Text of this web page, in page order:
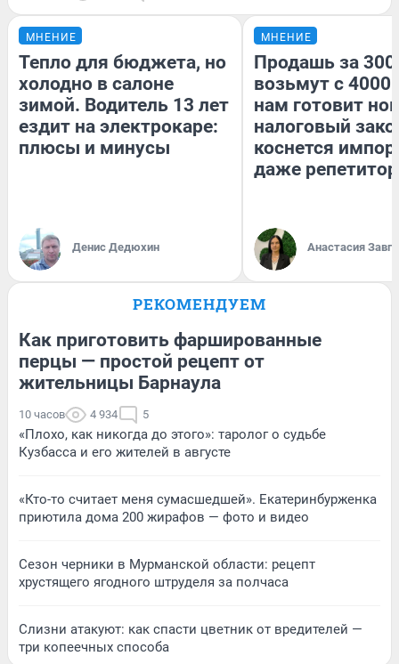
МНЕНИЕ
Тепло для бюджета, но
холодно в салоне
зимой. Водитель 13 лет
ездит на электрокаре:
плюсы и минусы
Денис Дедюхин
МНЕНИЕ
Продашь за
возьмут с
нам готовит
налоговый
коснется
даже
Анастасия
РЕКОМЕНДУЕМ
Как приготовить фаршированные
перцы — простой рецепт от
жительницы Барнаула
10 часов 4 934 5
«Плохо, как никогда до этого»: таролог о судьбе
Кузбасса и его жителей в августе
«Кто-то считает меня сумасшедшей». Екатеринбурженка
приютила дома 200 жирафов — фото и видео
Сезон черники в Мурманской области: рецепт
хрустящего ягодного штруделя за полчаса
Слизни атакуют: как спасти цветник от вредителей —
три копеечных способа